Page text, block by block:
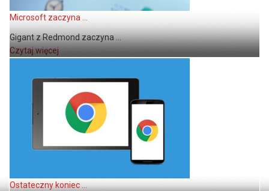
Microsoft zaczyna ...
Gigant z Redmond zaczyna ...
Czytaj więcej
Ostateczny koniec ...